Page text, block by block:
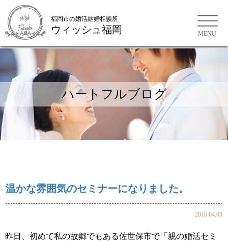
福岡市の婚活結婚相談所
福岡市の婚活結婚相談所
ウィッシュ福岡
ハートフルブログ
温かな雰囲気のセミナーになりました。
2016.04.03
昨日、初めて私の故郷でもある佐世保市で「親の婚活セミ